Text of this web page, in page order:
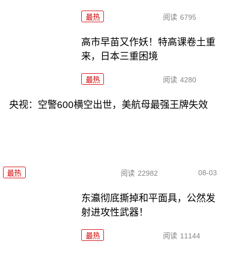
最热 阅读 6795
高市早苗又作妖！特高课卷土重
来，日本三重困境
最热 阅读 4280
央视：空警600横空出世，美航母最强王牌失效
最热 阅读 22982 08-03
东瀛彻底撕掉和平面具，公然发
射进攻性武器！
最热 阅读 11144